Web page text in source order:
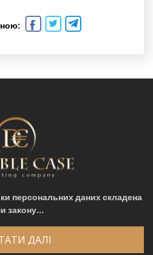
персональних даних складена
закону...
ДАЛІ